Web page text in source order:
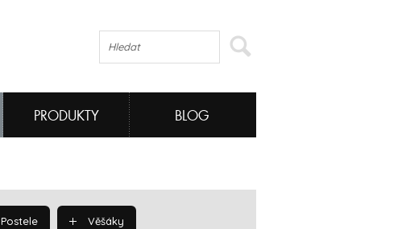
PRODUKTY BLOG
Postele Věšáky